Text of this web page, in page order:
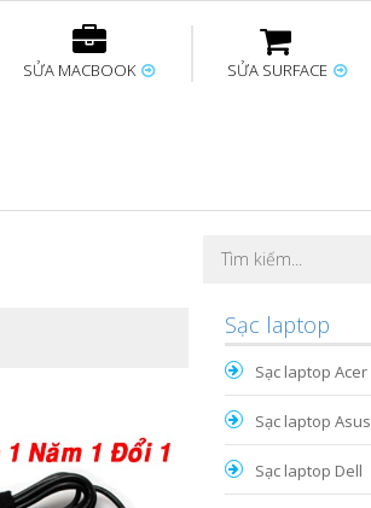
Thay Pin Laptop
SỬA MACBOOK
màn hình Thay bàn phím
SỬA SURFACE
không Thay sạc Surface
Sạc laptop
Sạc laptop Acer
Sạc laptop Asus
Sạc laptop Dell